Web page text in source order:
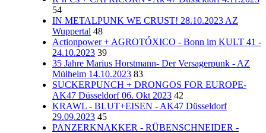
54
IN METALPUNK WE CRUST! 28.10.2023 AZ
Wuppertal 48
Actionpower + AGROTÓXICO - Bonn im KULT 41 -
24.10.2023 39
35 Jahre Marius Horstmann- Der Versagerpunk - AZ
Mülheim 14.10.2023 83
SUCKERPUNCH + DRONGOS FOR EUROPE-
AK47 Düsseldorf 06. Okt 2023 42
KRAWL - BLUT+EISEN - AK47 Düsseldorf
29.09.2023 45
PANZERKNAKKER - RÜBENSCHNEIDER -